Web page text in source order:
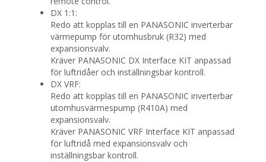
DX 1:1:
Redo att kopplas till en PANASONIC inverterbar
värmepump för utomhusbruk (R32) med
expansionsvalv.
Kräver PANASONIC DX Interface KIT anpassad
för luftridåer och inställningsbar kontroll.
DX VRF:
Redo att kopplas till en PANASONIC inverterbar
utomhusvärmespump (R410A) med
expansionsvalv.
Kräver PANASONIC VRF Interface KIT anpassad
för luftridå med expansionsvalv och
inställningsbar kontroll.